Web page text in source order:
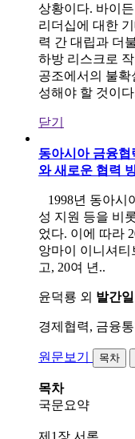
상황이다. 바이
리더십에 대한
력 간 대립과 더
하방 리스크로
공조에서의 불
성해야 할 것이다
닫기
동아시아 금융
와 새로운 협력
1998년 동아시
성 지원 등을 비
었다. 이에 따라
앙마이 이니셔티
고, 20여 년..
윤덕룡 외 발간일
경제협력, 금융
원문보기 목차
목차
국문요약
제1장 서론